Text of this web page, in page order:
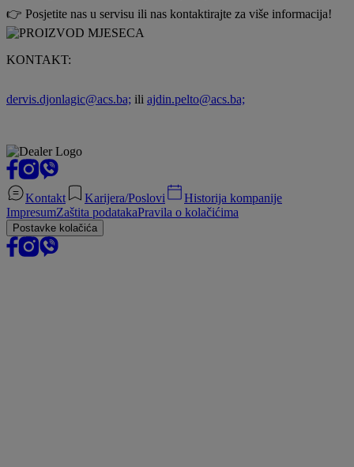
👉 Posjetite nas u servisu ili nas kontaktirajte za više informacija!
KONTAKT:
dervis.djonlagic@acs.ba; ili ajdin.pelto@acs.ba;
Kontakt Karijera/Poslovi
Historija kompanije
ImpresumZaštita podatakaPravila o kolačićima
Postavke kolačića